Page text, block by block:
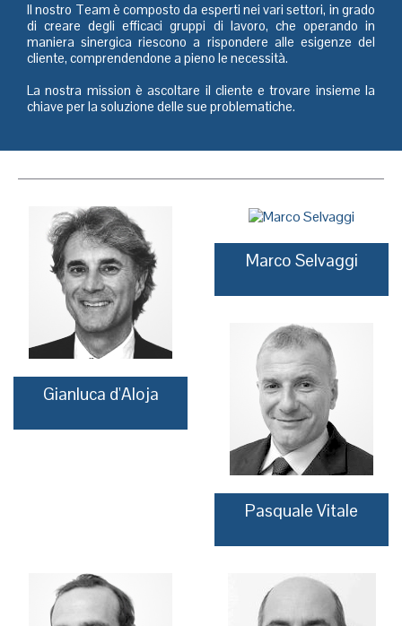
Il nostro Team è composto da esperti nei vari settori, in grado
di creare degli efficaci gruppi di lavoro, che operando in
maniera sinergica riescono a rispondere alle esigenze del
cliente, comprendendone a pieno le necessità.
La nostra mission è ascoltare il cliente e trovare insieme la
chiave per la soluzione delle sue problematiche.
Gianluca d'Aloja
Marco Selvaggi
Pasquale Vitale